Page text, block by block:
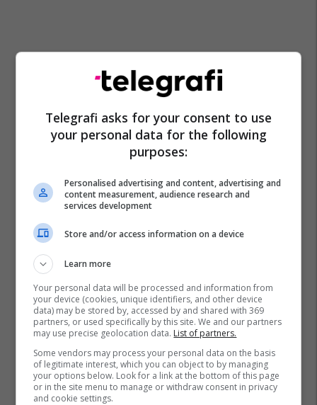
Telegrafi asks for your consent to use
your personal data for the following
purposes:
Personalised advertising and content, advertising and
content measurement, audience research and
services development
Store and/or access information on a device
Learn more
Your personal data will be processed and information from
your device (cookies, unique identifiers, and other device
data) may be stored by, accessed by and shared with 369
partners, or used specifically by this site. We and our partners
may use precise geolocation data. List of partners.
Some vendors may process your personal data on the basis
of legitimate interest, which you can object to by managing
your options below. Look for a link at the bottom of this page
or in the site menu to manage or withdraw consent in privacy
and cookie settings.